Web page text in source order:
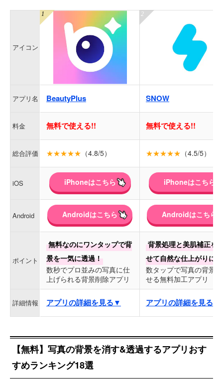
アイコン
アプリ名 BeautyPlus SNOW
料金 無料で使える!! 無料で使える!!
総合評価 ★★★★★ （4.8/5） ★★★★★ （4.5/5）
iOS iPhoneはこちら iPhoneはこちら
Android Androidはこちら Androidはこちら
ポイント
無料なのにワンタップで背
景を一気に透過！
数秒でプロ並みの写真に仕
上げられる背景削除アプリ
背景処理と美肌補正を
せて自然な仕上がりに！
数タップで写真の背景
せる無料加工アプリ
詳細情報 アプリの詳細を見る▼ アプリの詳細を見る▼
【無料】写真の背景を消す&透過するアプリおす
すめランキング18選